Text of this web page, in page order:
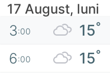
17 August, luni
3:00 15°
6:00 15°